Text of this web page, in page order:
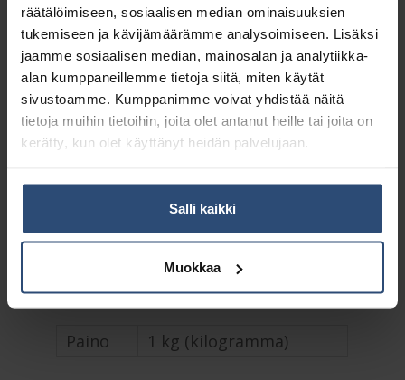
räätälöimiseen, sosiaalisen median ominaisuuksien
tukemiseen ja kävijämäärämme analysoimiseen. Lisäksi
jaamme sosiaalisen median, mainosalan ja analytiikka-
alan kumppaneillemme tietoja siitä, miten käytät
sivustoamme. Kumppanimme voivat yhdistää näitä
tietoja muihin tietoihin, joita olet antanut heille tai joita on
kerätty, kun olet käyttänyt heidän palvelujaan.
Salli kaikki
Muokkaa
13,33€ alv 0%
(16,73€ sis. alv 25.5%)
LISÄÄ OSTOSKORIIN
Yhteensä: 13,33 €
Tuotetunnus (SKU):44417
Paino 1 kg (kilogramma)